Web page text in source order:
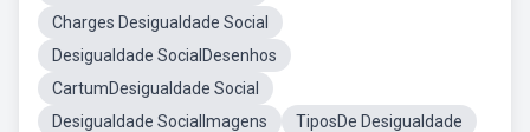
Charges Desigualdade Social
Desigualdade SocialDesenhos
CartumDesigualdade Social
Desigualdade SocialImagens
TiposDe Desigualdade